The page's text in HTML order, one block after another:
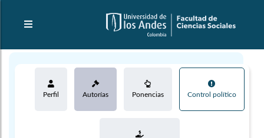
Perfil Autorías Ponencias Control político